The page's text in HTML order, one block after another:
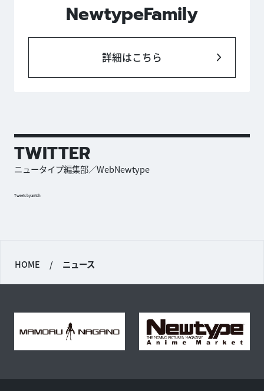
NewtypeFamily
詳細はこちら
TWITTER
ニュータイプ編集部／WebNewtype
Tweets by antch
HOME / ニュース